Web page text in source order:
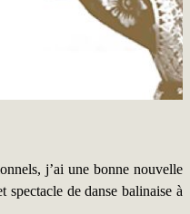
j’ai une bonne nouvelle
de danse balinaise à